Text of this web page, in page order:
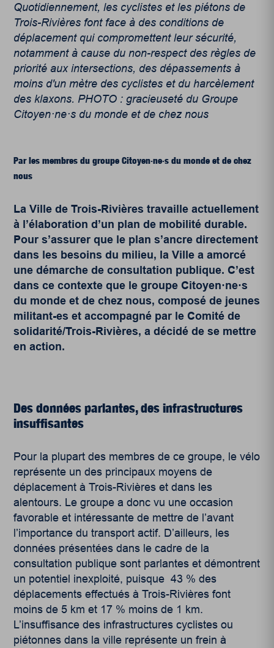
Quotidiennement, les cyclistes et les piétons de
Trois-Rivières font face à des conditions de
déplacement qui compromettent leur sécurité,
notamment à cause du non-respect des règles de
priorité aux intersections, des dépassements à
moins d'un mètre des cyclistes et du harcèlement
des klaxons. PHOTO : gracieuseté du Groupe
Citoyen·ne·s du monde et de chez nous
Par les membres du groupe Citoyen·ne·s du monde et de chez
nous
La Ville de Trois-Rivières travaille actuellement
à l’élaboration d’un plan de mobilité durable.
Pour s’assurer que le plan s’ancre directement
dans les besoins du milieu, la Ville a amorcé
une démarche de consultation publique. C’est
dans ce contexte que le groupe Citoyen·ne·s
du monde et de chez nous, composé de jeunes
militant-es et accompagné par le Comité de
solidarité/Trois-Rivières, a décidé de se mettre
en action.
Des données parlantes, des infrastructures
insuffisantes
Pour la plupart des membres de ce groupe, le vélo
représente un des principaux moyens de
déplacement à Trois-Rivières et dans les
alentours. Le groupe a donc vu une occasion
favorable et intéressante de mettre de l’avant
l’importance du transport actif. D’ailleurs, les
données présentées dans le cadre de la
consultation publique sont parlantes et démontrent
un potentiel inexploité, puisque 43 % des
déplacements effectués à Trois-Rivières font
moins de 5 km et 17 % moins de 1 km.
L’insuffisance des infrastructures cyclistes ou
piétonnes dans la ville représente un frein à